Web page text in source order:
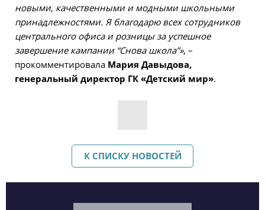
новыми, качественными и модными школьными
принадлежностями. Я благодарю всех сотрудников
центрального офиса и розницы за успешное
завершение кампании “Снова школа”», –
прокомментировала Мария Давыдова,
генеральный директор ГК «Детский мир».
К СПИСКУ НОВОСТЕЙ